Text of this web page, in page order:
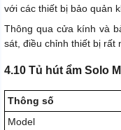
với các thiết bị bảo quản
Thông qua cửa kính và
sát, điều chỉnh thiết bị rất
4.10 Tủ hút ẩm Solo
Thông số
Model